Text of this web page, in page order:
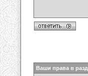
Ваши права в